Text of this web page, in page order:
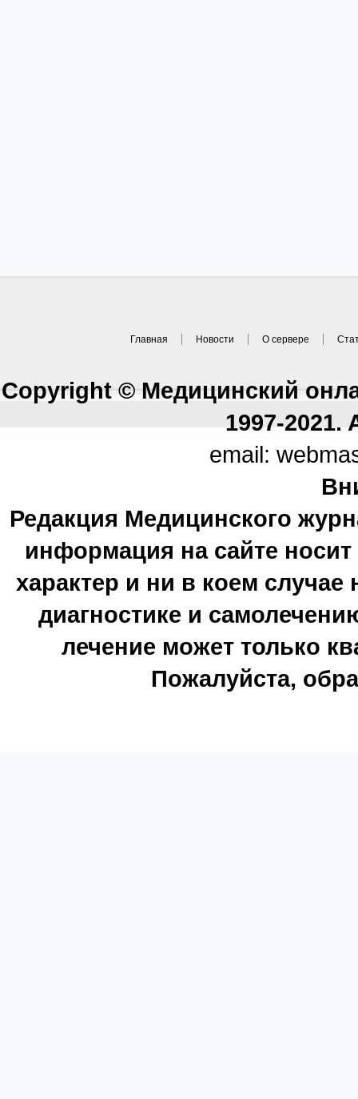
Главная Новости О сервере
Copyright © Медицинский
1997-2021.
email:
Редакция Медицинского
информация на сайте
характер и ни в коем
диагностике и
лечение может только
Пожалуйста,